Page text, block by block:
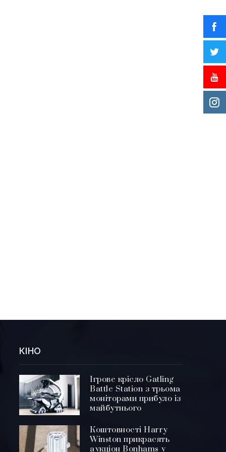
КІНО
Ігрове крісло Gatling
Battle Station з трьома
моніторами прибуло із
майбутнього
Коштовності Harry
Winston прикрасять
аукціон Bonhams у